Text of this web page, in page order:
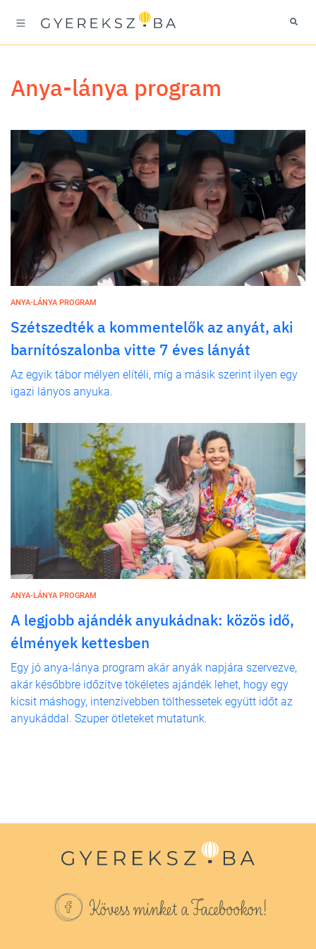
anya-lánya program
ANYA-LÁNYA PROGRAM
Szétszedték a kommentelők az anyát, aki
barnítószalonba vitte 7 éves lányát
Az egyik tábor mélyen elítéli, míg a másik szerint ilyen egy
igazi lányos anyuka.
ANYA-LÁNYA PROGRAM
A legjobb ajándék anyukádnak: közös idő,
élmények kettesben
Egy jó anya-lánya program akár anyák napjára szervezve,
akár későbbre időzítve tökéletes ajándék lehet, hogy egy
kicsit máshogy, intenzívebben tölthessetek együtt időt az
anyukáddal. Szuper ötleteket mutatunk.
Kövess minket a Facebookon!